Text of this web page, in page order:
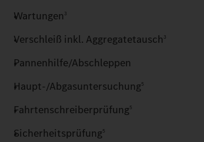
Wartungen 3
Verschleiß inkl. Aggregatetausch 3
Pannenhilfe/Abschleppen
Haupt-/Abgasuntersuchung5
Fahrtenschreiberprüfung5
Sicherheitsprüfung5